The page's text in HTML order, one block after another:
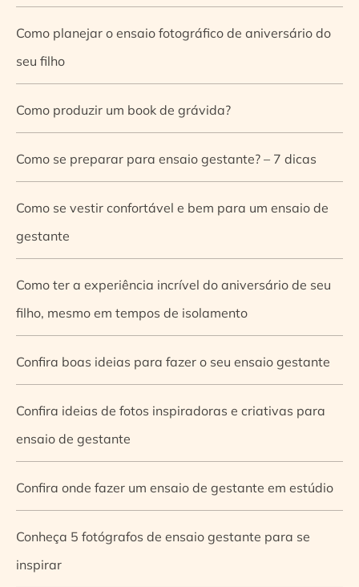
Como planejar o ensaio fotográfico de aniversário do
seu filho
Como produzir um book de grávida?
Como se preparar para ensaio gestante? – 7 dicas
Como se vestir confortável e bem para um ensaio de
gestante
Como ter a experiência incrível do aniversário de seu
filho, mesmo em tempos de isolamento
Confira boas ideias para fazer o seu ensaio gestante
Confira ideias de fotos inspiradoras e criativas para
ensaio de gestante
Confira onde fazer um ensaio de gestante em estúdio
Conheça 5 fotógrafos de ensaio gestante para se
inspirar